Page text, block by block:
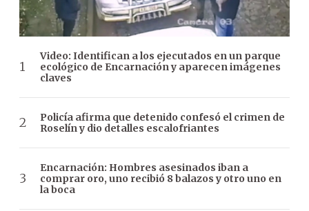
Video: Identifican a los ejecutados en un parque
ecológico de Encarnación y aparecen imágenes
claves
Policía afirma que detenido confesó el crimen de
Roselín y dio detalles escalofriantes
Encarnación: Hombres asesinados iban a
comprar oro, uno recibió 8 balazos y otro uno en
la boca